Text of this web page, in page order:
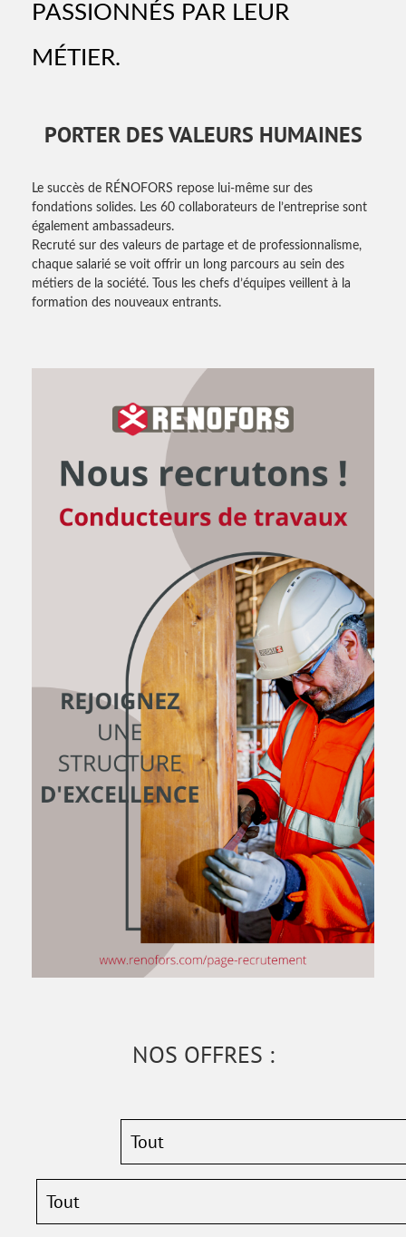
PASSIONNÉS PAR LEUR
MÉTIER.
PORTER DES VALEURS HUMAINES
Le succès de RÉNOFORS repose lui-même sur des
fondations solides. Les 60 collaborateurs de l’entreprise sont
également ambassadeurs.
Recruté sur des valeurs de partage et de professionnalisme,
chaque salarié se voit offrir un long parcours au sein des
métiers de la société. Tous les chefs d’équipes veillent à la
formation des nouveaux entrants.
NOS OFFRES :